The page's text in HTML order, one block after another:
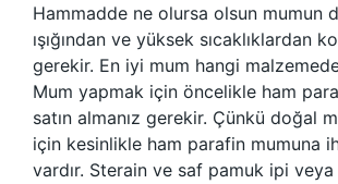
Hammadde ne olursa olsun mumun
ışığından ve yüksek sıcaklıklardan
gerekir. En iyi mum hangi
Mum yapmak için öncelikle ham
satın almanız gerekir. Çünkü doğal
için kesinlikle ham parafin mumuna
vardır. Sterain ve saf pamuk ipi